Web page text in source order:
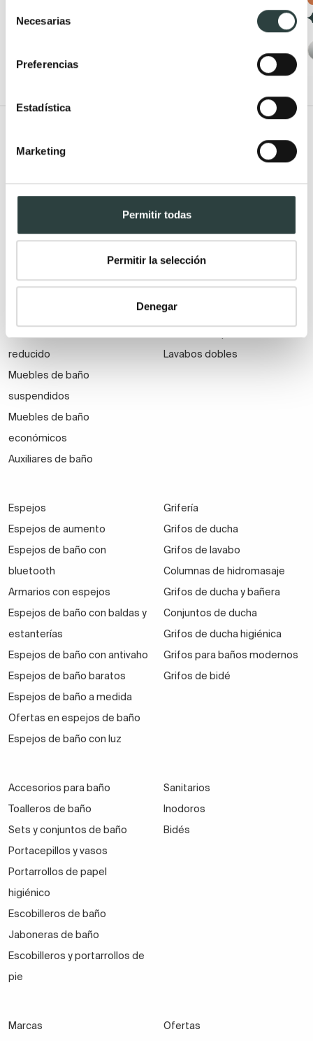
Necesarias
Preferencias
Estadística
Marketing
Permitir todas
Permitir la selección
Denegar
Muebles de baño Modernos
Mueble de baño de madera
reducido
Muebles de baño
suspendidos
Muebles de baño
económicos
Auxiliares de baño
Lavabos modernos
Lavabos pedestal
Lavabos encastrados
Lavabos dobles
Espejos
Espejos de aumento
Espejos de baño con
bluetooth
Armarios con espejos
Espejos de baño con baldas y
estanterías
Espejos de baño con antivaho
Espejos de baño baratos
Espejos de baño a medida
Ofertas en espejos de baño
Espejos de baño con luz
Grifería
Grifos de ducha
Grifos de lavabo
Columnas de hidromasaje
Grifos de ducha y bañera
Conjuntos de ducha
Grifos de ducha higiénica
Grifos para baños modernos
Grifos de bidé
Accesorios para baño
Toalleros de baño
Sets y conjuntos de baño
Portacepillos y vasos
Portarrollos de papel
higiénico
Escobilleros de baño
Jaboneras de baño
Escobilleros y portarrollos de
pie
Sanitarios
Inodoros
Bidés
Marcas Ofertas